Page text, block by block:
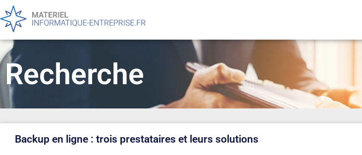
Recherche
Backup en ligne : trois prestataires et leurs solutions